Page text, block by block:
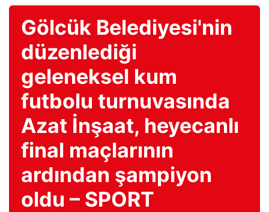
Gölcük Belediyesi'nin
düzenlediği
geleneksel kum
futbolu turnuvasında
Azat İnşaat, heyecanlı
final maçlarının
ardından şampiyon
oldu – SPORT